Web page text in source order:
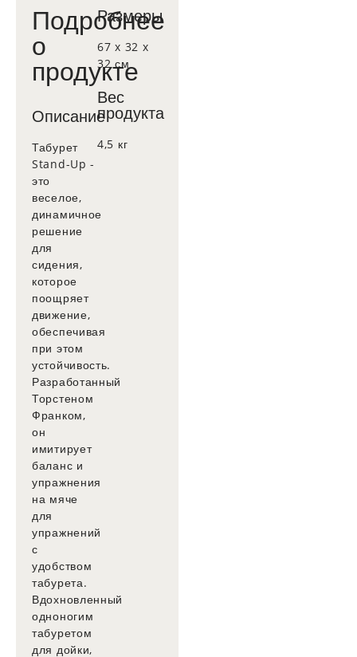
Подробнее
о
продукте
Описание
Табурет
Stand-Up -
это
веселое,
динамичное
решение
для
сидения,
которое
поощряет
движение,
обеспечивая
при этом
устойчивость.
Разработанный
Торстеном
Франком,
он
имитирует
баланс и
упражнения
на мяче
для
упражнений
с
удобством
табурета.
Вдохновленный
одноногим
табуретом
для дойки,
Размеры
67 x 32 x
32 см
Вес
продукта
4,5 кг